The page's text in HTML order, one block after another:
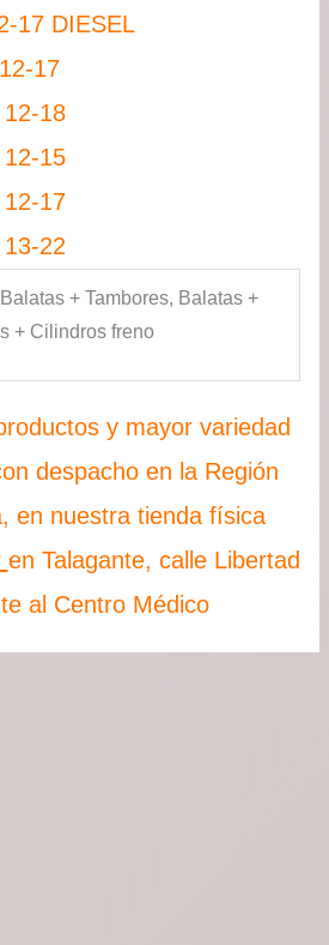
17 DIESEL
17
18
15
17
22
+ Tambores, Balatas +
+ Cilindros freno
y mayor variedad
despacho en la Región
en nuestra tienda física
en Talagante, calle Libertad
al Centro Médico